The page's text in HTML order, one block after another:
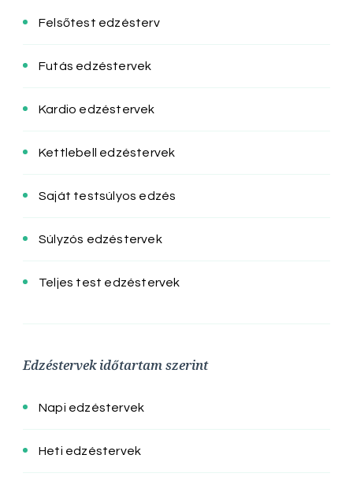
Felsőtest edzésterv
Futás edzéstervek
Kardio edzéstervek
Kettlebell edzéstervek
Saját testsúlyos edzés
Súlyzós edzéstervek
Teljes test edzéstervek
Edzéstervek időtartam szerint
Napi edzéstervek
Heti edzéstervek